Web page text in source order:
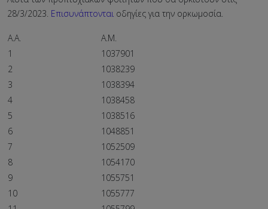
28/3/2023. Επισυνάπτονται οδηγίες για την ορκωμοσία.
Α.Α.
Α.Μ.
1
1037901
2
1038239
3
1038394
4
1038458
5
1038516
6
1048851
7
1052509
8
1054170
9
1055751
10
1055777